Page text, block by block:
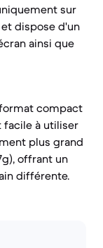
sur
et dispose d'un
ainsi que
compact
facile à utiliser
plus grand
offrant un
différente.